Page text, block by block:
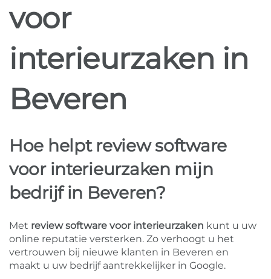
voor
interieurzaken in
Beveren
Hoe helpt review software
voor interieurzaken mijn
bedrijf in Beveren?
Met review software voor interieurzaken kunt u uw
online reputatie versterken. Zo verhoogt u het
vertrouwen bij nieuwe klanten in Beveren en
maakt u uw bedrijf aantrekkelijker in Google.